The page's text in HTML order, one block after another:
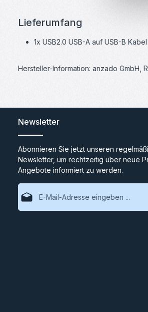
Lieferumfang
1x USB2.0 USB-A auf USB-B
Hersteller-Information: anzado GmbH,
Newsletter
Abonnieren Sie jetzt unseren
Newsletter, um rechtzeitig über neue
Angebote informiert zu werden.
E-Mail-Adresse*